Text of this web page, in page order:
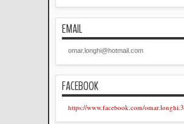
EMAIL
omar.longhi@hotmail.com
FACEBOOK
https://www.facebook.com/omar.longhi.3